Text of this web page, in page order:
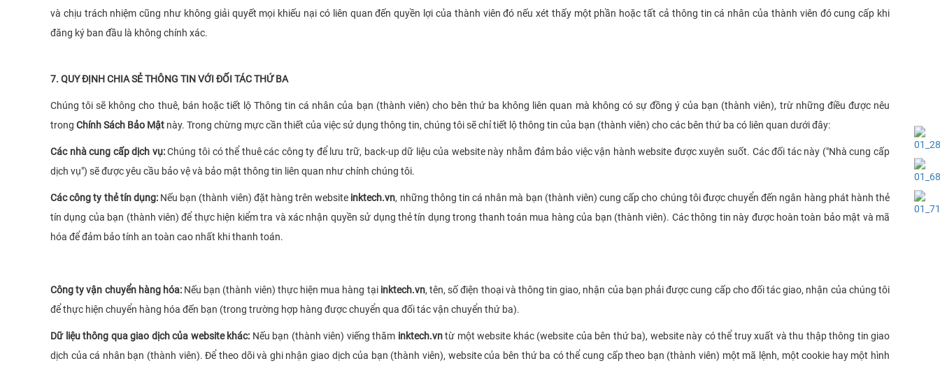
và chịu trách nhiệm cũng như không giải quyết mọi khiếu nại có liên quan đến quyền lợi của thành viên đó nếu xét thấy một phần hoặc tất cả thông tin cá nhân của thành viên đó cung cấp khi
đăng ký ban đầu là không chính xác.
7. QUY ĐỊNH CHIA SẺ THÔNG TIN VỚI ĐỐI TÁC THỨ BA
Chúng tôi sẽ không cho thuê, bán hoặc tiết lộ Thông tin cá nhân của bạn (thành viên) cho bên thứ ba không liên quan mà không có sự đồng ý của bạn (thành viên), trừ những điều được nêu
trong Chính Sách Bảo Mật này. Trong chừng mực cần thiết của việc sử dụng thông tin, chúng tôi sẽ chỉ tiết lộ thông tin của bạn (thành viên) cho các bên thứ ba có liên quan dưới đây:
Các nhà cung cấp dịch vụ:Chúng tôi có thể thuê các công ty để lưu trữ, back-up dữ liệu của website này nhằm đảm bảo việc vận hành website được xuyên suốt. Các đối tác này ("Nhà cung cấp
dịch vụ") sẽ được yêu cầu bảo vệ và bảo mật thông tin liên quan như chính chúng tôi.
Các công ty thẻ tín dụng:Nếu bạn (thành viên) đặt hàng trên website inktech.vn, những thông tin cá nhân mà bạn (thành viên) cung cấp cho chúng tôi được chuyển đến ngân hàng phát hành thẻ
tín dụng của bạn (thành viên) để thực hiện kiểm tra và xác nhận quyền sử dụng thẻ tín dụng trong thanh toán mua hàng của bạn (thành viên). Các thông tin này được hoàn toàn bảo mật và mã
hóa để đảm bảo tính an toàn cao nhất khi thanh toán.
Công ty vận chuyển hàng hóa:Nếu bạn (thành viên) thực hiện mua hàng tại inktech.vn, tên, số điện thoại và thông tin giao, nhận của bạn phải được cung cấp cho đối tác giao, nhận của chúng tôi
để thực hiện chuyển hàng hóa đến bạn (trong trường hợp hàng được chuyển qua đối tác vận chuyển thứ ba).
Dữ liệu thông qua giao dịch của website khác: Nếu bạn (thành viên) viếng thăm inktech.vntừ một website khác (website của bên thứ ba), website này có thể truy xuất và thu thập thông tin giao
dịch của cá nhân bạn (thành viên). Để theo dõi và ghi nhận giao dịch của bạn (thành viên), website của bên thứ ba có thể cung cấp theo bạn (thành viên) một mã lệnh, một cookie hay một hình